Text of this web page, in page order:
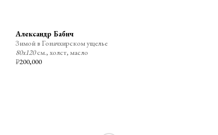
₽200,000
Александр Бабич
Зимой в Гоначхирском ущелье
80х120см., холст, масло